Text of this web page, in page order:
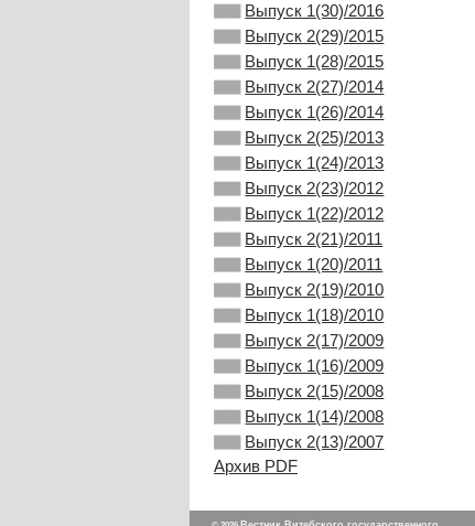
Выпуск 1(30)/2016
Выпуск 2(29)/2015
Выпуск 1(28)/2015
Выпуск 2(27)/2014
Выпуск 1(26)/2014
Выпуск 2(25)/2013
Выпуск 1(24)/2013
Выпуск 2(23)/2012
Выпуск 1(22)/2012
Выпуск 2(21)/2011
Выпуск 1(20)/2011
Выпуск 2(19)/2010
Выпуск 1(18)/2010
Выпуск 2(17)/2009
Выпуск 1(16)/2009
Выпуск 2(15)/2008
Выпуск 1(14)/2008
Выпуск 2(13)/2007
Архив PDF